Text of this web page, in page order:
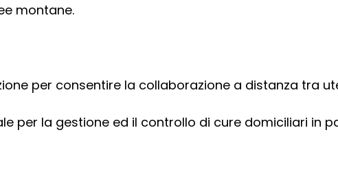
montane.
per consentire la collaborazione a distanza tra
per la gestione ed il controllo di cure domiciliari in